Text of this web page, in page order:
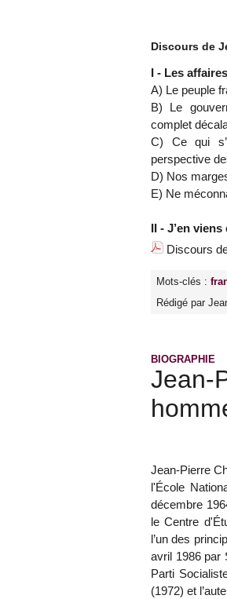
Discours de
I - Les
A) Le peuple
B) Le
complet
C) Ce qui
perspective
D) Nos
E) Ne
II - J’en
Discours
Mots-clés :
Rédigé par
BIOGRAPHIE
Jean-
Jean-Pierre
l'École
décembre
le Centre
l’un des
avril 1986 par
Parti
(1972) et